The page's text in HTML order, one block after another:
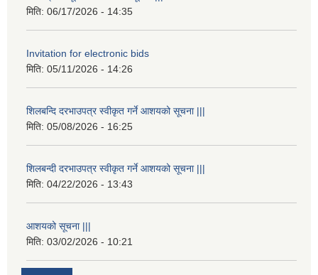
मिति: 06/17/2026 - 14:35
Invitation for electronic bids
मिति: 05/11/2026 - 14:26
शिलबन्दि दरभाउपत्र स्वीकृत गर्ने आशयको सूचना |||
मिति: 05/08/2026 - 16:25
शिलबन्दी दरभाउपत्र स्वीकृत गर्ने आशयको सूचना |||
मिति: 04/22/2026 - 13:43
आशयको सूचना |||
मिति: 03/02/2026 - 10:21